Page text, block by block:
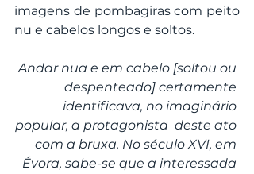
imagens de pombagiras com peito
nu e cabelos longos e soltos.
Andar nua e em cabelo [soltou ou
despenteado] certamente
identificava, no imaginário
popular, a protagonista  deste ato
com a bruxa. No século XVI, em
Évora, sabe-se que a interessada